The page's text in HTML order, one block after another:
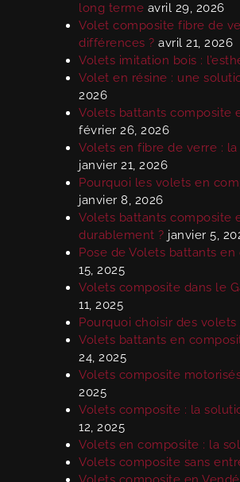
long terme avril 29, 2026
Volet composite fibre de
différences ? avril 21, 2026
Volets imitation bois :
Volet en résine : une
2026
Volets battants composite
février 26, 2026
Volets en fibre de verre :
janvier 21, 2026
Pourquoi les volets en
janvier 8, 2026
Volets battants composite
durablement ? janvier 5,
Pose de Volets battants
15, 2025
Volets composite dans le
11, 2025
Pourquoi choisir des
Volets battants en
24, 2025
Volets composite
2025
Volets composite : la
12, 2025
Volets en composite : la
Volets composite sans